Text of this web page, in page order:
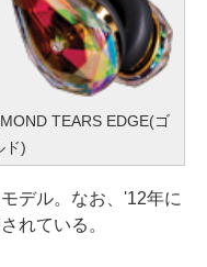
TEARS EDGE(ゴ
ド)
デル。なお、'12年に
れている。